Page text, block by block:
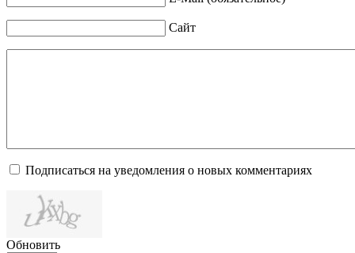
Сайт
Подписаться на уведомления о новых комментариях
Обновить